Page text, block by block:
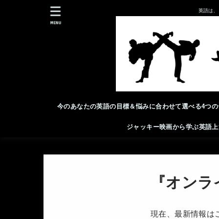
英語は
今のあなたの英語の目標＆悩みに合わせて選べる4つ
ジャッキー映画から学ぶ英語
MENU
『オン
現在、最新情報は